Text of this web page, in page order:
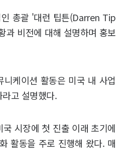
총괄 '대런 팁튼(Darren Tip
과 비전에 대해 설명하며 홍보
니케이션 활동은 미국 내 사업
고 설명했다.
시장에 첫 진출 이래 초기에
활동을 주로 진행해 왔다. 매